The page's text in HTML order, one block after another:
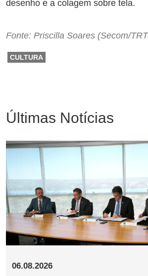
desenho e a colagem sobre tela.
Fonte: Priscilla Soares (Secom/
CULTURA
Últimas Notícias
06.08.2026